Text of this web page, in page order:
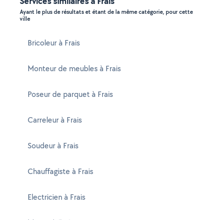
Ayant le plus de résultats et étant de la même catégorie, pour cette
ville
Bricoleur à Frais
Monteur de meubles à Frais
Poseur de parquet à Frais
Carreleur à Frais
Soudeur à Frais
Chauffagiste à Frais
Electricien à Frais